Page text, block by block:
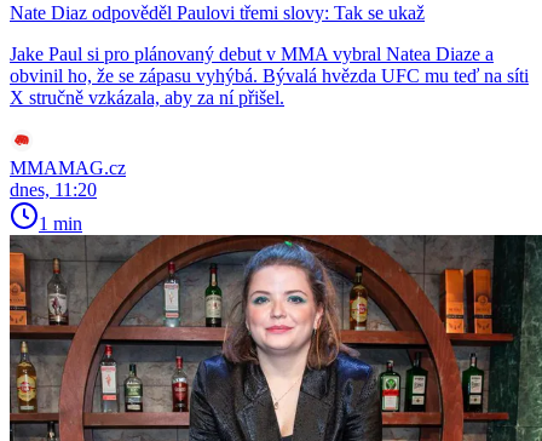
Nate Diaz odpověděl Paulovi třemi slovy: Tak se ukaž
Jake Paul si pro plánovaný debut v MMA vybral Natea Diaze a
obvinil ho, že se zápasu vyhýbá. Bývalá hvězda UFC mu teď na síti
X stručně vzkázala, aby za ní přišel.
MMAMAG.cz
dnes, 11:20
1 min